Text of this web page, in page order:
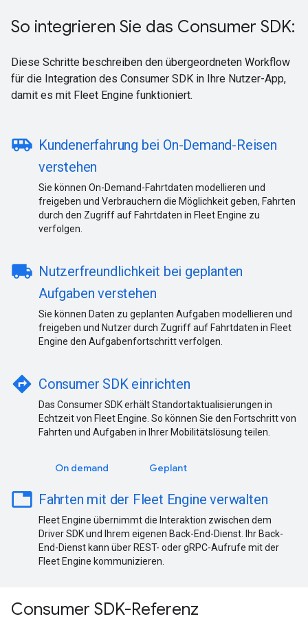
So integrieren Sie das Consumer SDK:
Diese Schritte beschreiben den übergeordneten Workflow
für die Integration des Consumer SDK in Ihre Nutzer-App,
damit es mit Fleet Engine funktioniert.
airport_shuttle Kundenerfahrung bei On-Demand-Reisen
verstehen
Sie können On-Demand-Fahrtdaten modellieren und
freigeben und Verbrauchern die Möglichkeit geben, Fahrten
durch den Zugriff auf Fahrtdaten in Fleet Engine zu
verfolgen.
local_shipping Nutzerfreundlichkeit bei geplanten
Aufgaben verstehen
Sie können Daten zu geplanten Aufgaben modellieren und
freigeben und Nutzer durch Zugriff auf Fahrtdaten in Fleet
Engine den Aufgabenfortschritt verfolgen.
directions Consumer SDK einrichten
Das Consumer SDK erhält Standortaktualisierungen in
Echtzeit von Fleet Engine. So können Sie den Fortschritt von
Fahrten und Aufgaben in Ihrer Mobilitätslösung teilen.
On demand Geplant
table
Fahrten mit der Fleet Engine verwalten
Fleet Engine übernimmt die Interaktion zwischen dem
Driver SDK und Ihrem eigenen Back-End-Dienst. Ihr Back-
End-Dienst kann über REST- oder gRPC-Aufrufe mit der
Fleet Engine kommunizieren.
Consumer SDK-Referenz